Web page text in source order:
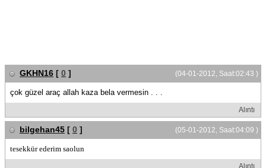
(04-01-2012, Saat:02:43 )
GKHN16 [ 0 ]
çok güzel araç allah kaza bela vermesin . . .
Alıntı
(05-01-2012, Saat:04:09 )
bilgehan45 [ 0 ]
tesekkür ederim saolun